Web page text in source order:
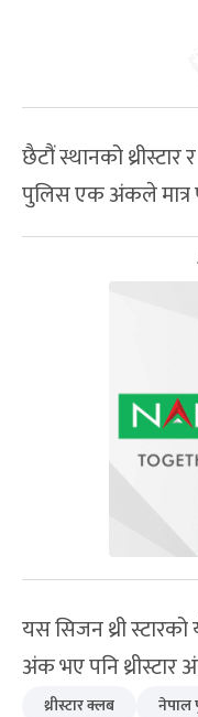
छैटौं स्थानको थ्रीस्टार
पुलिस एक अंकले मात्र
यस सिजन थ्री
अंक भए पनि थ्रीस्टार